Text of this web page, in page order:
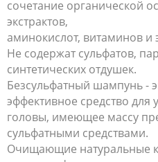
сочетание органической
экстрактов,
аминокислот, витаминов и
Не содержат сульфатов,
синтетических отдушек.
Безсульфатный шампунь -
эффективное средство для
головы, имеющее массу
сульфатными средствами.
Очищающие натуральные